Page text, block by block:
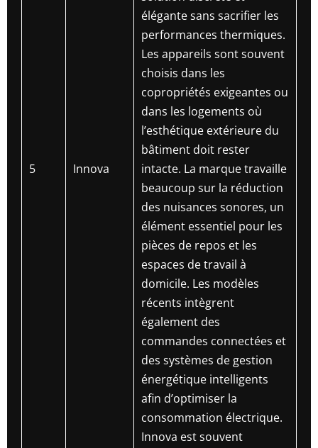
5 Innova
élégante sans sacrifier les
performances thermiques.
Les appareils sont souvent
choisis dans les
copropriétés exigeantes ou
dans les logements où
l’esthétique extérieure du
bâtiment doit rester
intacte. La marque travaille
beaucoup sur la réduction
des nuisances sonores, un
élément essentiel pour les
pièces de repos et les
espaces de travail à
domicile. Les modèles
récents intègrent
également des
commandes connectées et
des systèmes de gestion
énergétique intelligents
afin d’optimiser la
consommation électrique.
Innova est souvent